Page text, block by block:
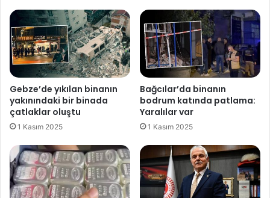
d
e
r
d
i
a
s
n
z
e
n
s
k
a
t
l
Gebze’de yıkılan binanın
yakınındaki bir binada
çatlaklar oluştu
1 Kasım 2025
Bağcılar’da binanın
bodrum katında patlama:
Yaralılar var
1 Kasım 2025